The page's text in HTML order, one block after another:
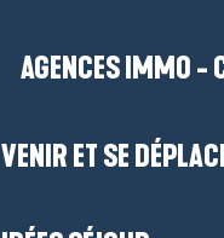
AGENCES IMMO -
VENIR ET SE